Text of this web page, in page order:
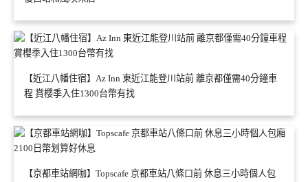
【近江八幡住宿】Az Inn 東近江能登川站前 離京都僅需40分鐘車
程 賞櫻季入住1300台幣有找
【京都車站網咖】Topscafe 京都車站八條口前 休息三小時個人包